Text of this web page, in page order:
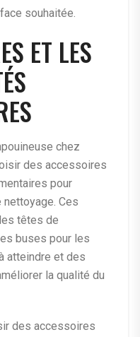
souhaitée.
ET LES
chez
des accessoires
pour
Ces
têtes de
buses pour les
atteindre et des
la qualité du
des accessoires